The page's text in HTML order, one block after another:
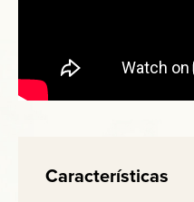
Características